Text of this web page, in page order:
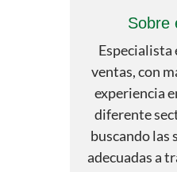
Sobre
Especialista
ventas, con
experiencia
diferente
buscando las
adecuadas a